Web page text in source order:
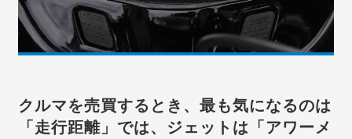
クルマを売買するとき、最も気になるのは
「走行距離」では、ジェットは「アワーメ